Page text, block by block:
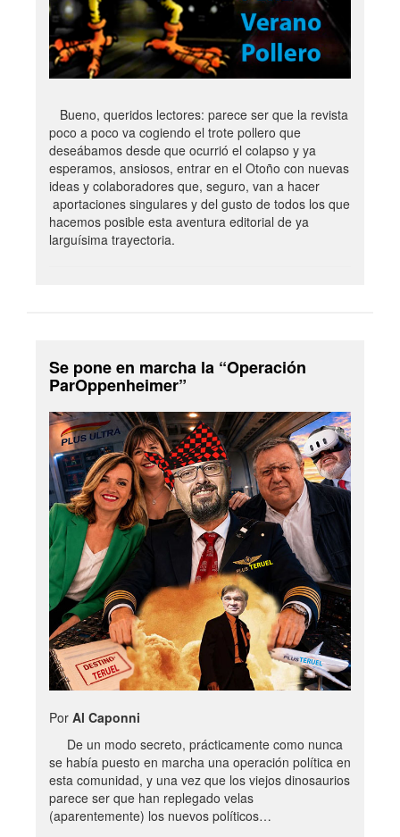
Bueno, queridos lectores: parece ser que la revista
poco a poco va cogiendo el trote pollero que
deseábamos desde que ocurrió el colapso y ya
esperamos, ansiosos, entrar en el Otoño con nuevas
ideas y colaboradores que, seguro, van a hacer
aportaciones singulares y del gusto de todos los que
hacemos posible esta aventura editorial de ya
larguísima trayectoria.
Se pone en marcha la “Operación
ParOppenheimer”
Por Al Caponni
De un modo secreto, prácticamente como nunca
se había puesto en marcha una operación política en
esta comunidad, y una vez que los viejos dinosaurios
parece ser que han replegado velas
(aparentemente) los nuevos políticos…